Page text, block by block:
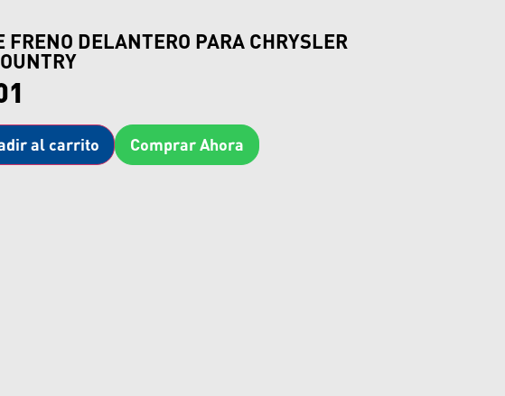
FRENO DELANTERO PARA CHRYSLER
al carrito Comprar Ahora